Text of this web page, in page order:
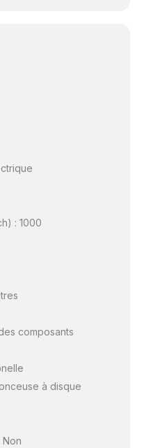
: 1000
composants
à disque